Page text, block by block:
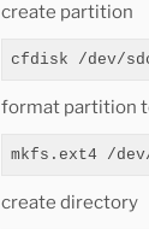
create partition
format partition
mkfs.ext4 /
create directory